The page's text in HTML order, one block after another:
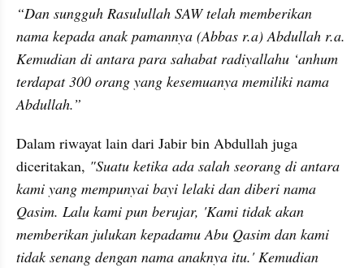
“Dan sungguh Rasulullah SAW telah memberikan
nama kepada anak pamannya (Abbas r.a) Abdullah r.a.
Kemudian di antara para sahabat radiyallahu ‘anhum
terdapat 300 orang yang kesemuanya memiliki nama
Abdullah.”
Dalam riwayat lain dari Jabir bin Abdullah juga
diceritakan, "Suatu ketika ada salah seorang di antara
kami yang mempunyai bayi lelaki dan diberi nama
Qasim. Lalu kami pun berujar, 'Kami tidak akan
memberikan julukan kepadamu Abu Qasim dan kami
tidak senang dengan nama anaknya itu.' Kemudian